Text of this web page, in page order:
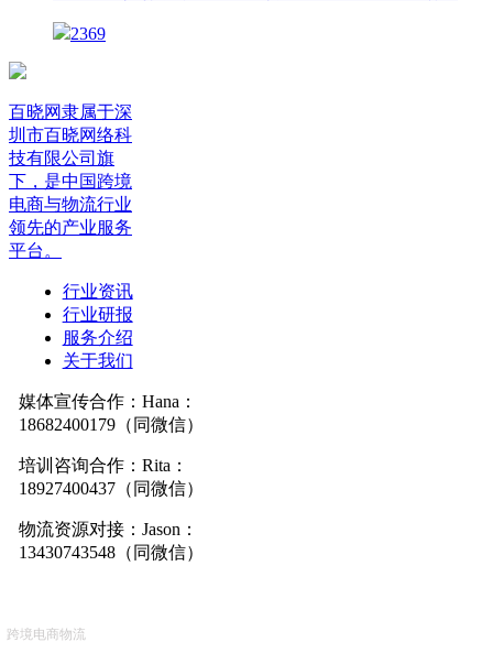
2369
百晓网隶属于深
圳市百晓网络科
技有限公司旗
下，是中国跨境
电商与物流行业
领先的产业服务
平台。
行业资讯
行业研报
服务介绍
关于我们
媒体宣传合作：Hana：
18682400179（同微信）
培训咨询合作：Rita：
18927400437（同微信）
物流资源对接：Jason：
13430743548（同微信）
跨境电商物流